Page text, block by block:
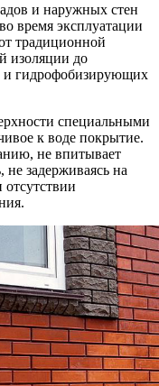
и наружных стен
время эксплуатации
традиционной
изоляции до
гидрофобизирующих
специальными
к воде покрытие.
не впитывает
не задерживаясь на